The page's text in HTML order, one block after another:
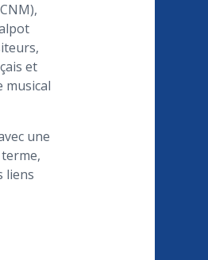
et
musical
une
liens